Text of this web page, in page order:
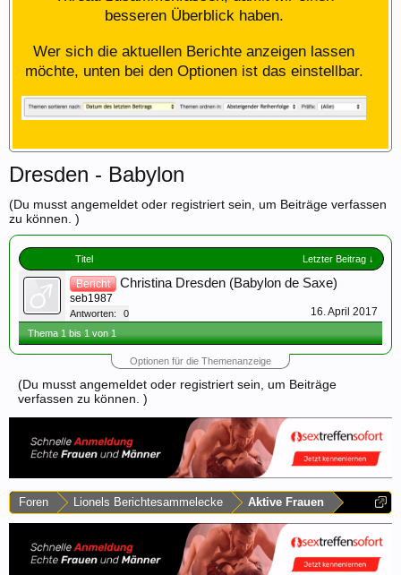
besseren Überblick haben.
Wer sich die aktuellen Berichte anzeigen lassen
möchte, unten bei den Optionen ist das einstellbar.
Dresden - Babylon
(Du musst angemeldet oder registriert sein, um Beiträge verfassen
zu können. )
Titel Letzter Beitrag ↓
Bericht Christina Dresden (Babylon de Saxe)
seb1987
Antworten: 0 16. April 2017
Thema 1 bis 1 von 1
Optionen für die Themenanzeige
(Du musst angemeldet oder registriert sein, um Beiträge
verfassen zu können. )
Foren Lionels Berichtesammelecke Aktive Frauen